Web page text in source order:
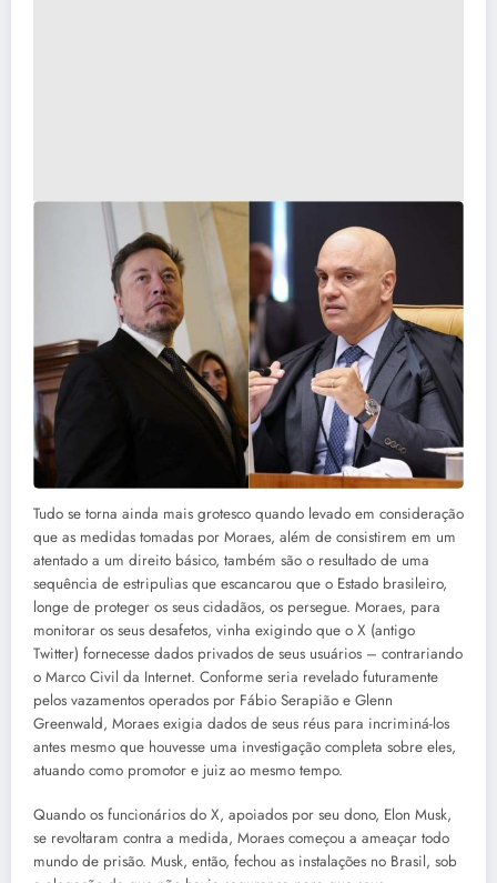
Tudo se torna ainda mais grotesco quando levado em consideração
que as medidas tomadas por Moraes, além de consistirem em um
atentado a um direito básico, também são o resultado de uma
sequência de estripulias que escancarou que o Estado brasileiro,
longe de proteger os seus cidadãos, os persegue. Moraes, para
monitorar os seus desafetos, vinha exigindo que o X (antigo
Twitter) fornecesse dados privados de seus usuários – contrariando
o Marco Civil da Internet. Conforme seria revelado futuramente
pelos vazamentos operados por Fábio Serapião e Glenn
Greenwald, Moraes exigia dados de seus réus para incriminá-los
antes mesmo que houvesse uma investigação completa sobre eles,
atuando como promotor e juiz ao mesmo tempo.
Quando os funcionários do X, apoiados por seu dono, Elon Musk,
se revoltaram contra a medida, Moraes começou a ameaçar todo
mundo de prisão. Musk, então, fechou as instalações no Brasil, sob